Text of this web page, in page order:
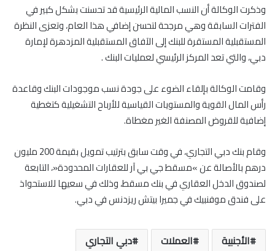
وذكرت الوكالة أن النسب المالية الرئيسية قد تحسنت بشكل كبير في
الفترات السابقة وهي مرجحة لتحسن إضافي هذا العام، وتعزى النظرة
المستقبلية المستقرة للبنك إلى الآفاق المستقبلية المزدهرة لإمارة
دبي، والتي تعد المركز الرئيسي لعمليات البنك .
وقامت الوكالة بإلقاء الضوء على جودة نسب موجودات البنك وقاعدة
رأس المال القوية والمستويات القياسية للأرباح التشغيلية كتغطية
إضافية للقروض المصنفة الغير مغطاة.
وقام بنك دبي التجاري، في وقت سابق بترتيب تمويل بقيمة 200 مليون
درهم بالأصالة عن »مسقط جي بي آر للعقارات المحدودة«، التابعة
لصندوق الدخل العقاري في بنك مسقط، وذلك في سعيها للاستحواذ
على فندق موفنبيك في جميرا بيتش ريزدنس في دبي.
الأجنبية العملات
دبي التجاري